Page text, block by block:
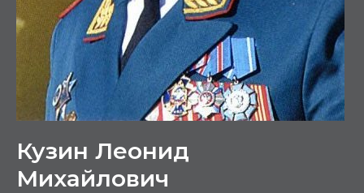
Кузин Леонид
Михайлович